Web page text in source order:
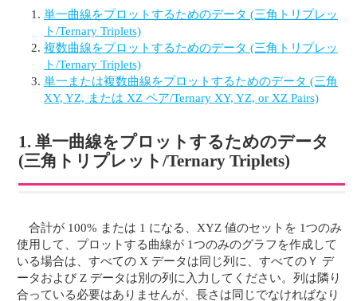
単一曲線をプロットするためのデータ (三角トリプレッ
ト/Ternary Triplets)
複数曲線をプロットするためのデータ (三角トリプレッ
ト/Ternary Triplets)
単一または複数曲線をプロットするためのデータ (三角
XY, YZ, または XZ ペア/Ternary XY, YZ, or XZ Pairs)
1. 単一曲線をプロットするためのデータ
(三角トリプレット/Ternary Triplets)
合計が 100% または 1 になる、XYZ 値のセットを 1つのみ
使用して、プロットする曲線が 1つのみのグラフを作成して
いる場合は、すべての X データは同じ列に、すべてのＹ デ
ータおよび Z データは別の列に入力してください。列は隣り
合っている必要はありませんが、長さは同じでなければなり